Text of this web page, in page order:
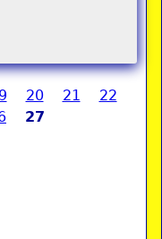
20 21
22
27